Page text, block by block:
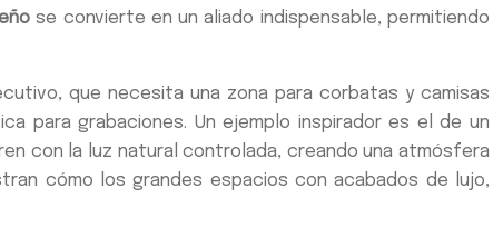
se convierte en un aliado indispensable, permitiendo
que necesita una zona para corbatas y camisas
para grabaciones. Un ejemplo inspirador es el de un
con la luz natural controlada, creando una atmósfera
cómo los grandes espacios con acabados de lujo,